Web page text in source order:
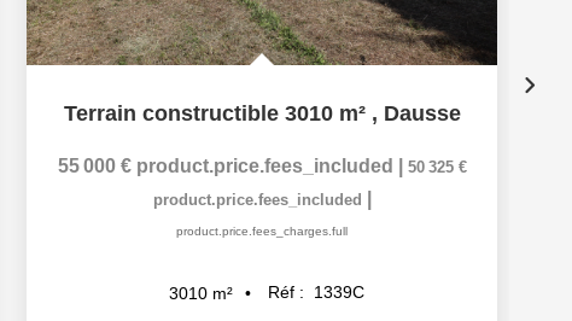
Terrain constructible 3010 m² , Dausse
55 000 € product.price.fees_included
50 325 €
product.price.fees_included
product.price.fees_charges.full
3010 m² Réf : 1339C